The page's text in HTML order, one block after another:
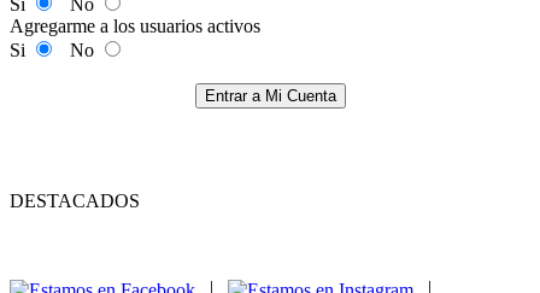
Si
No
Agregarme a los usuarios activos
Si
No
Entrar a Mi Cuenta
DESTACADOS